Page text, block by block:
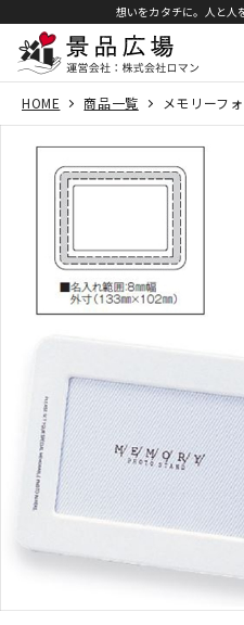
想いをカタチに。人と人
HOME 商品一覧 メモリーフ